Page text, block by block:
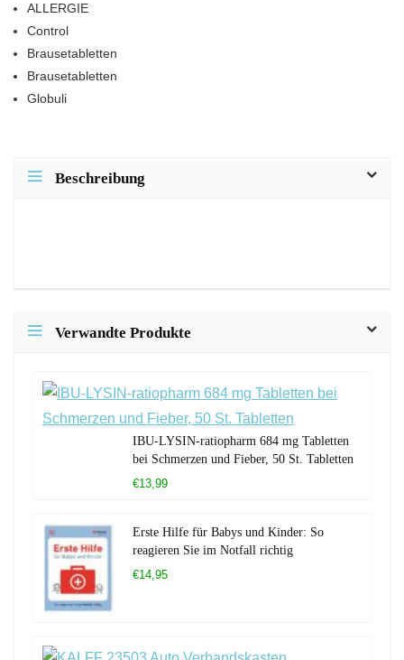
ALLERGIE
Control
Brausetabletten
Brausetabletten
Globuli
Beschreibung
Verwandte Produkte
IBU-LYSIN-ratiopharm 684 mg Tabletten
bei Schmerzen und Fieber, 50 St. Tabletten
€13,99
Erste Hilfe für Babys und Kinder: So
reagieren Sie im Notfall richtig
€14,95